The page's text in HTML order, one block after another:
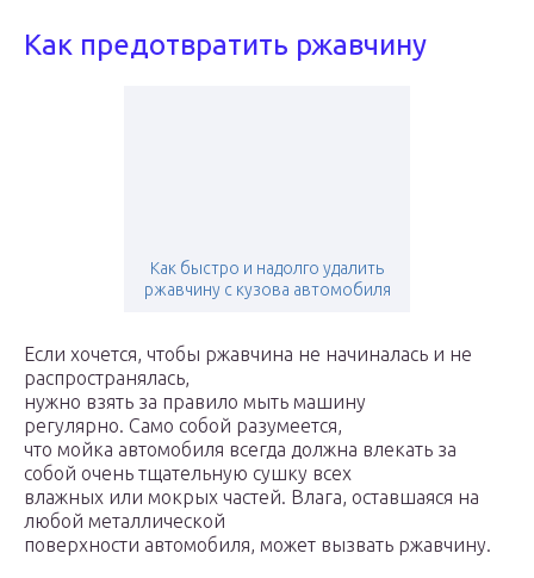
Как предотвратить ржавчину
Как быстро и надолго удалить
ржавчину с кузова автомобиля
Если хочется, чтобы ржавчина не начиналась и не
распространялась,
нужно взять за правило мыть машину
регулярно. Само собой разумеется,
что мойка автомобиля всегда должна влекать за
собой очень тщательную сушку всех
влажных или мокрых частей. Влага, оставшаяся на
любой металлической
поверхности автомобиля, может вызвать ржавчину.